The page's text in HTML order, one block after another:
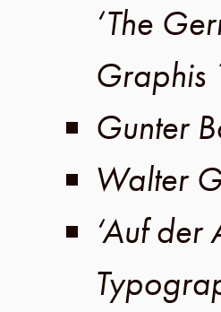
‘The
Graphis
Gunter
Walter
‘Auf der